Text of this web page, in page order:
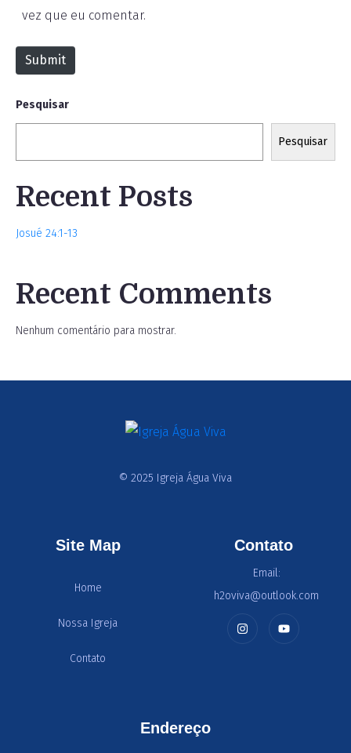
t
vez que eu comentar.
Submit
Pesquisar
Pesquisar
Recent Posts
Josué 24:1-13
Recent Comments
Nenhum comentário para mostrar.
© 2025 Igreja Água Viva
Site Map
Home
Nossa Igreja
Contato
Contato
Email:
h2oviva@outlook.com
Endereço